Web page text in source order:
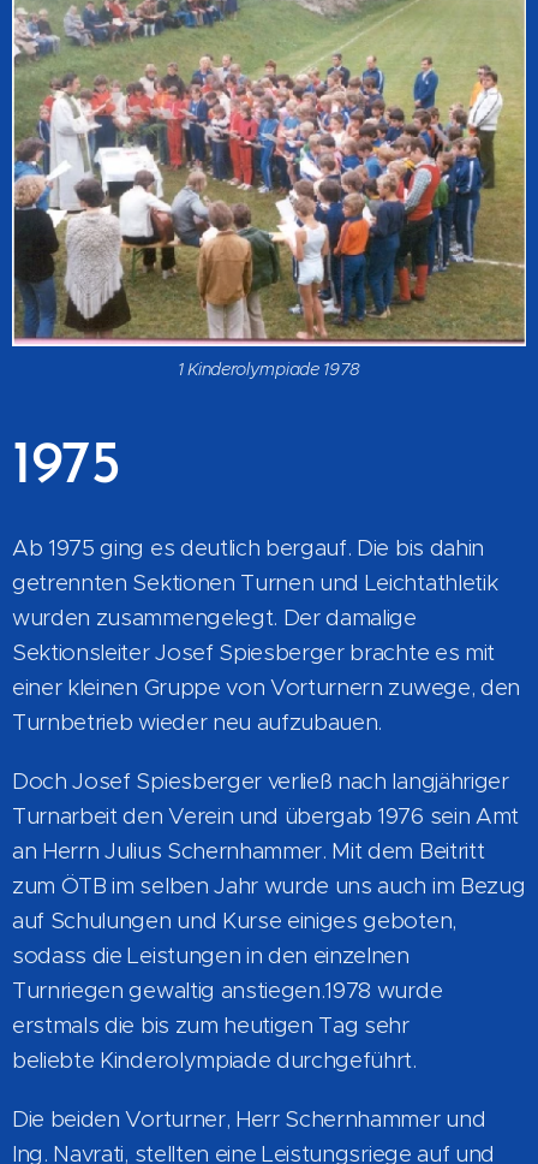
1 Kinderolympiade 1978
1975
Ab 1975 ging es deutlich bergauf. Die bis dahin
getrennten Sektionen Turnen und Leichtathletik
wurden zusammengelegt. Der damalige
Sektionsleiter Josef Spiesberger brachte es mit
einer kleinen Gruppe von Vorturnern zuwege, den
Turnbetrieb wieder neu aufzubauen.
Doch Josef Spiesberger verließ nach langjähriger
Turnarbeit den Verein und übergab 1976 sein Amt
an Herrn Julius Schernhammer. Mit dem Beitritt
zum ÖTB im selben Jahr wurde uns auch im Bezug
auf Schulungen und Kurse einiges geboten,
sodass die Leistungen in den einzelnen
Turnriegen gewaltig anstiegen.1978 wurde
erstmals die bis zum heutigen Tag sehr
beliebte Kinderolympiade durchgeführt.
Die beiden Vorturner, Herr Schernhammer und
Ing. Navrati, stellten eine Leistungsriege auf und